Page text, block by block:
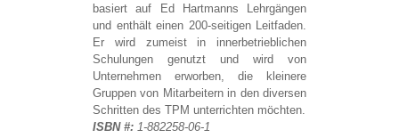
basiert auf Ed Hartmanns Lehrgängen
und enthält einen 200-seitigen Leitfaden.
Er wird zumeist in innerbetrieblichen
Schulungen genutzt und wird von
Unternehmen erworben, die kleinere
Gruppen von Mitarbeitern in den diversen
Schritten des TPM unterrichten möchten.
ISBN #: 1-882258-06-1